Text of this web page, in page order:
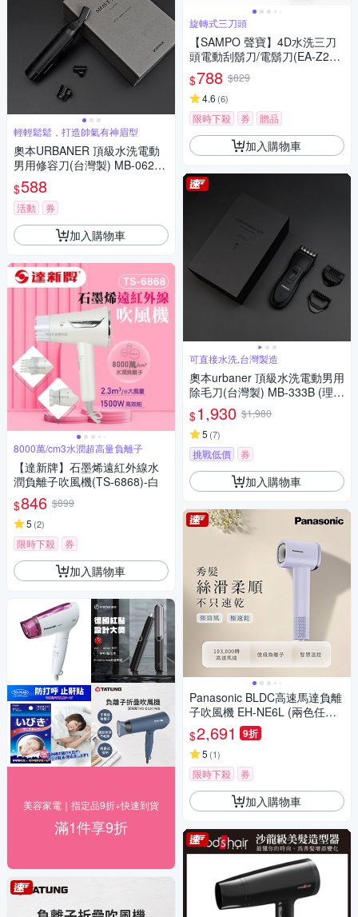
輕輕鬆鬆，打造帥氣有神眉型
奧本URBANER 頂級水洗電動
男用修容刀(台灣製) MB-062B
(修眉刀/眉毛刀/電動修眉/眉毛)
$588
活動 券
加入購物車
8000萬/cm3水潤超高量負離子
【達新牌】石墨烯遠紅外線水
潤負離子吹風機(TS-6868)-白
$846 $899
5 (2)
限時下殺 券
加入購物車
美容家電｜指定品9折+快速到貨
滿1件享9折
旋轉式三刀頭
【SAMPO 聲寶】4D水洗三刀
頭電動刮鬍刀/電鬍刀(EA-Z213
2WL)
$788 $829
4.6 (6)
限時下殺 券 贈品
加入購物車
可直接水洗,台灣製造
奧本urbaner 頂級水洗電動男用
除毛刀(台灣製) MB-333B (理髮
器/電動理髮器/理髮剪/電動理髮
剪/理髮/理髮電剪/電推)
$1,930 $1,980
5 (7)
挑戰低價 券
加入購物車
Panasonic BLDC高速馬達負離
子吹風機 EH-NE6L (兩色任選)
快速到貨
$2,691 9折
5 (1)
限時下殺 券
加入購物車